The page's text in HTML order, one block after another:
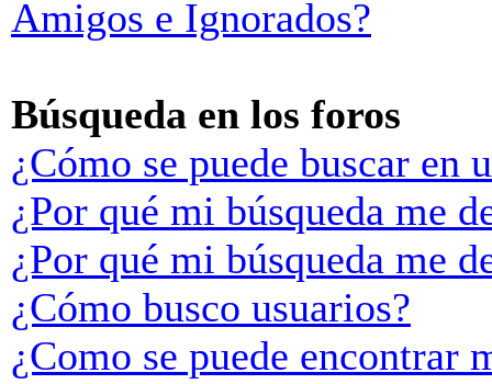
Amigos e Ignorados?
Búsqueda en los foros
¿Cómo se puede buscar en
¿Por qué mi búsqueda me
¿Por qué mi búsqueda me
¿Cómo busco usuarios?
¿Como se puede encontrar